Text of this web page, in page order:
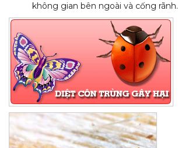
không gian bên ngoài và cống rãnh.